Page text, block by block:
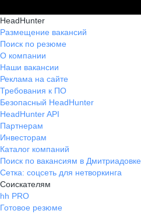
HeadHunter
Размещение вакансий
Поиск по резюме
О компании
Наши вакансии
Реклама на сайте
Требования к ПО
Безопасный HeadHunter
HeadHunter API
Партнерам
Инвесторам
Каталог компаний
Поиск по вакансиям в Дмитриадовке
Сетка: соцсеть для нетворкинга
Соискателям
hh PRO
Готовое резюме